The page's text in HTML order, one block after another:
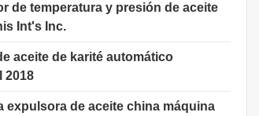
de temperatura y presión de aceite
Int's Inc.
aceite de karité automático
2018
expulsora de aceite china máquina